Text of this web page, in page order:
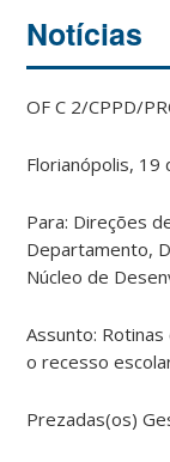
Notícias
OF C 2/CPPD/
Florianópolis,
Para: Direções
Departamento,
Núcleo de
Assunto:
o recesso
Prezadas(os)